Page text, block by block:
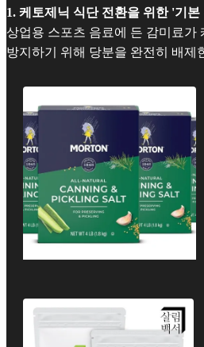
1. 케토제닉 식단 전환을 위한 '기
상업용 스포츠 음료에 든 감미료가
방지하기 위해 당분을 완전히 배제